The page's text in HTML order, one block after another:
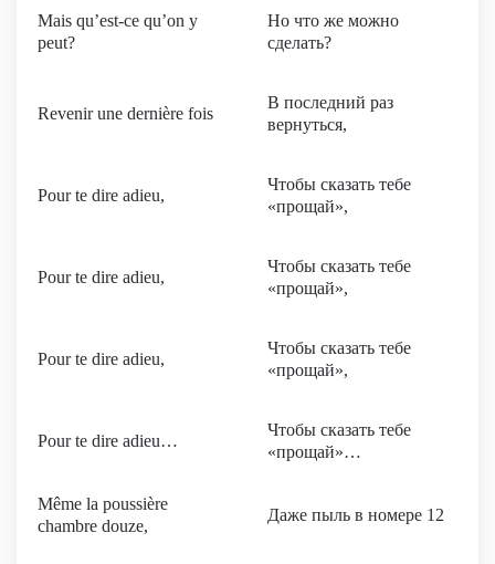
Mais qu’est-ce qu’on y
peut?
Но что же можно
сделать?
Revenir une dernière fois
В последний раз
вернуться,
Pour te dire adieu,
Чтобы сказать тебе
«прощай»,
Pour te dire adieu,
Чтобы сказать тебе
«прощай»,
Pour te dire adieu,
Чтобы сказать тебе
«прощай»,
Pour te dire adieu…
Чтобы сказать тебе
«прощай»…
Même la poussière
chambre douze,
Даже пыль в номере 12